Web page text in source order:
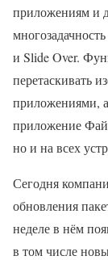
приложениям и
и Slide Over.
перетаскивать
приложениями,
приложение
но и на всех
Сегодня
обновления
неделе в нём
в том числе